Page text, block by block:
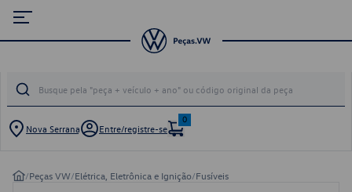
Nova Serrana Entre/registre-se
0
/Peças VW/Elétrica, Eletrônica e Ignição/Fusíveis